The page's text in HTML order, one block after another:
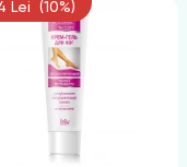
Lei (10%)